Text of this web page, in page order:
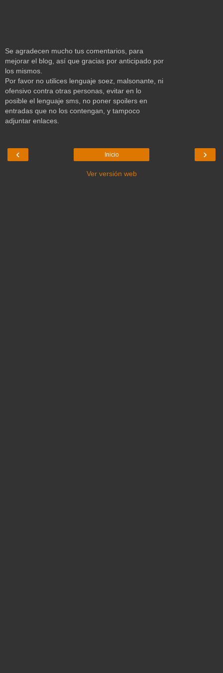
Se agradecen mucho tus comentarios, para
mejorar el blog, así que gracias por anticipado por
los mismos.
Por favor no utilices lenguaje soez, malsonante, ni
ofensivo contra otras personas, evitar en lo
posible el lenguaje sms, no poner spoilers en
entradas que no los contengan, y tampoco
adjuntar enlaces.
‹ ›
Inicio
Ver versión web